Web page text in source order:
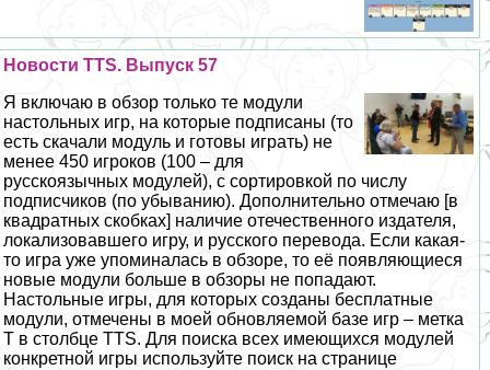
Новости TTS. Выпуск 57
Я включаю в обзор только те модули
настольных игр, на которые подписаны (то
есть скачали модуль и готовы играть) не
менее 450 игроков (100 – для
русскоязычных модулей), с сортировкой по числу
подписчиков (по убыванию). Дополнительно отмечаю [в
квадратных скобках] наличие отечественного издателя,
локализовавшего игру, и русского перевода. Если какая-
то игра уже упоминалась в обзоре, то её появляющиеся
новые модули больше в обзоры не попадают.
Настольные игры, для которых созданы бесплатные
модули, отмечены в моей обновляемой базе игр – метка
T в столбце TTS. Для поиска всех имеющихся модулей
конкретной игры используйте поиск на странице